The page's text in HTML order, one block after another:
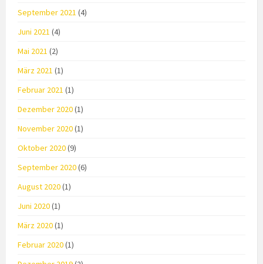
September 2021 (4)
Juni 2021 (4)
Mai 2021 (2)
März 2021 (1)
Februar 2021 (1)
Dezember 2020(1)
November 2020(1)
Oktober 2020(9)
September 2020(6)
August 2020(1)
Juni 2020(1)
März 2020(1)
Februar 2020(1)